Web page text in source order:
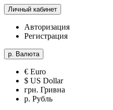
Личный кабинет
Авторизация
Регистрация
р. Валюта
€ Euro
$ US Dollar
грн. Гривна
р. Рубль